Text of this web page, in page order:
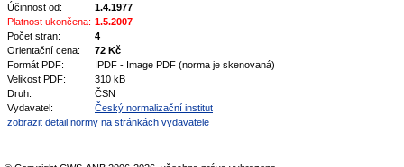
Účinnost od:
1.4.1977
Platnost ukončena: 1.5.2007
Počet stran:
4
Orientační cena:
72 Kč
Formát PDF:
IPDF - Image PDF (norma je skenovaná)
Velikost PDF:
310 kB
Druh:
ČSN
Vydavatel:
Český normalizační institut
zobrazit detail normy na stránkách vydavatele